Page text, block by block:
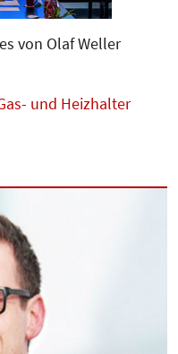
von Olaf Weller
und Heizhalter